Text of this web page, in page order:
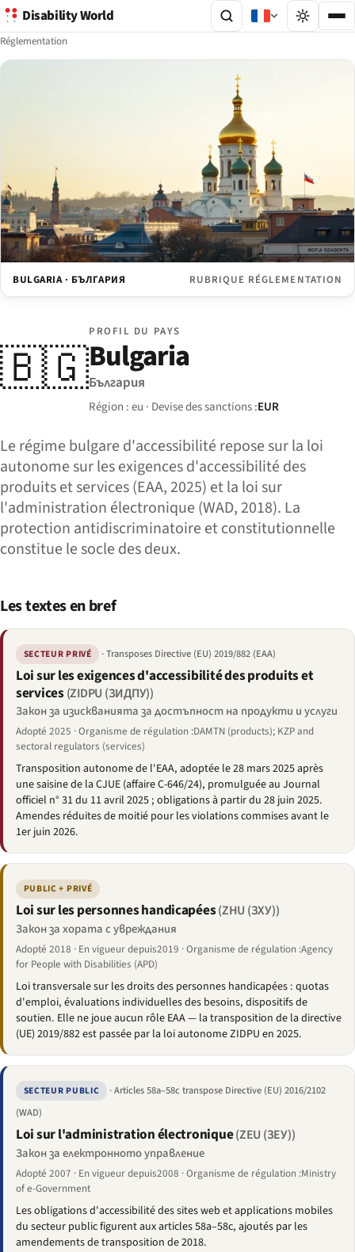
Disability World
Réglementation
BULGARIA · БЪЛГАРИЯ RUBRIQUE RÉGLEMENTATION
🇧🇬
PROFIL DU PAYS
Bulgaria
България
Région : eu · Devise des sanctions :EUR
Le régime bulgare d'accessibilité repose sur la loi
autonome sur les exigences d'accessibilité des
produits et services (EAA, 2025) et la loi sur
l'administration électronique (WAD, 2018). La
protection antidiscriminatoire et constitutionnelle
constitue le socle des deux.
Les textes en bref
SECTEUR PRIVÉ · Transposes Directive (EU) 2019/882 (EAA)
Loi sur les exigences d'accessibilité des produits et
services(ZIDPU (ЗИДПУ))
Закон за изискванията за достъпност на продукти и услуги
Adopté 2025 · Organisme de régulation :DAMTN (products); KZP and
sectoral regulators (services)
Transposition autonome de l'EAA, adoptée le 28 mars 2025 après
une saisine de la CJUE (affaire C-646/24), promulguée au Journal
officiel n° 31 du 11 avril 2025 ; obligations à partir du 28 juin 2025.
Amendes réduites de moitié pour les violations commises avant le
1er juin 2026.
PUBLIC + PRIVÉ
Loi sur les personnes handicapées(ZHU (ЗХУ))
Закон за хората с увреждания
Adopté 2018 · En vigueur depuis2019 · Organisme de régulation :Agency
for People with Disabilities (APD)
Loi transversale sur les droits des personnes handicapées : quotas
d'emploi, évaluations individuelles des besoins, dispositifs de
soutien. Elle ne joue aucun rôle EAA — la transposition de la directive
(UE) 2019/882 est passée par la loi autonome ZIDPU en 2025.
SECTEUR PUBLIC
· Articles 58a–58c transpose Directive (EU) 2016/2102
(WAD)
Loi sur l'administration électronique(ZEU (ЗЕУ))
Закон за електронното управление
Adopté 2007 · En vigueur depuis2008 · Organisme de régulation :Ministry
of e-Government
Les obligations d'accessibilité des sites web et applications mobiles
du secteur public figurent aux articles 58a–58c, ajoutés par les
amendements de transposition de 2018.